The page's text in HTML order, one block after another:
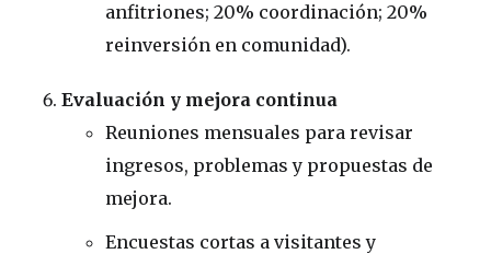
anfitriones; 20% coordinación; 20%
reinversión en comunidad).
Evaluación y mejora continua
Reuniones mensuales para revisar
ingresos, problemas y propuestas de
mejora.
Encuestas cortas a visitantes y